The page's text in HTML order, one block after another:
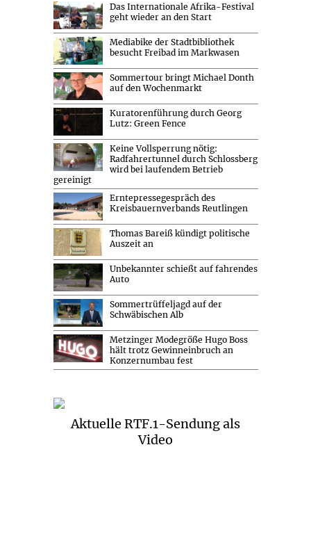
Das Internationale Afrika-Festival
geht wieder an den Start
Mediabike der Stadtbibliothek
besucht Freibad im Markwasen
Sommertour bringt Michael Donth
auf den Wochenmarkt
Kuratorenführung durch Georg
Lutz: Green Fence
Keine Vollsperrung nötig:
Radfahrertunnel durch Schlossberg
wird bei laufendem Betrieb
gereinigt
Erntepressegespräch des
Kreisbauernverbands Reutlingen
Thomas Bareiß kündigt politische
Auszeit an
Unbekannter schießt auf fahrendes
Auto
Sommertrüffeljagd auf der
Schwäbischen Alb
Metzinger Modegröße Hugo Boss
hält trotz Gewinneinbruch an
Konzernumbau fest
Aktuelle RTF.1-Sendung als
Video